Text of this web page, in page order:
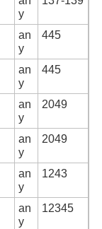
y
an
y
445
an
y
445
an
y
2049
an
y
2049
an
y
1243
an
y
12345